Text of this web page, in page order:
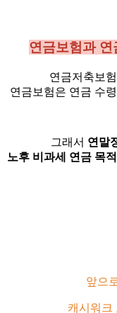
연금보험과
연금저축보
연금보험은 연금 수
그래서 연말
노후 비과세 연금 목적
앞으
캐시워크